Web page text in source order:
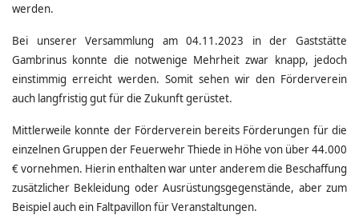
werden.
Bei unserer Versammlung am 04.11.2023 in der Gaststätte
Gambrinus konnte die notwenige Mehrheit zwar knapp, jedoch
einstimmig erreicht werden. Somit sehen wir den Förderverein
auch langfristig gut für die Zukunft gerüstet.
Mittlerweile konnte der Förderverein bereits Förderungen für die
einzelnen Gruppen der Feuerwehr Thiede in Höhe von über 44.000
€ vornehmen. Hierin enthalten war unter anderem die Beschaffung
zusätzlicher Bekleidung oder Ausrüstungsgegenstände, aber zum
Beispiel auch ein Faltpavillon für Veranstaltungen.